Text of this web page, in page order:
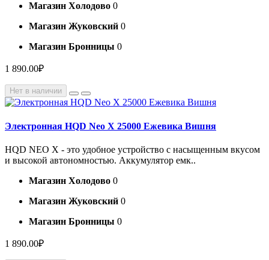
Магазин Холодово 0
Магазин Жуковский 0
Магазин Бронницы 0
1 890.00₽
Нет в наличии
Электронная HQD Neo X 25000 Ежевика Вишня
HQD NEO X - это удобное устройство с насыщенным вкусом
и высокой автономностью. Аккумулятор емк..
Магазин Холодово 0
Магазин Жуковский 0
Магазин Бронницы 0
1 890.00₽